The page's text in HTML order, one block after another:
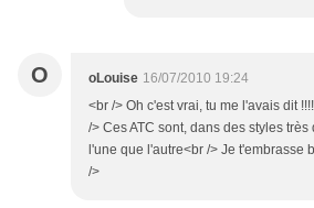
O oLouise 16/07/2010 19:24
<br /> Oh c'est vrai, tu me l'avais dit
/> Ces ATC sont, dans des styles
l'une que l'autre<br /> Je t'embrasse
/>